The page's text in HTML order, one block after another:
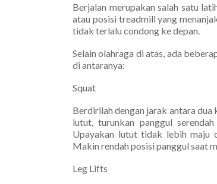
Berjalan merupakan salah satu
atau posisi treadmill yang
tidak terlalu condong ke depan.
Selain olahraga di atas, ada
di antaranya:
Squat
Berdirilah dengan jarak antara dua
lutut, turunkan panggul
Upayakan lutut tidak lebih maju
Makin rendah posisi panggul saat
Leg Lifts